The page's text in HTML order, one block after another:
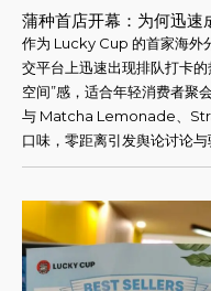
蒲种首店开幕：为何迅速
作为 Lucky Cup 的首家海外
交平台上迅速出现排队打卡
空间”感，适合年轻消费者
与 Matcha Lemonade、
口味，零距离引发舆论讨论与